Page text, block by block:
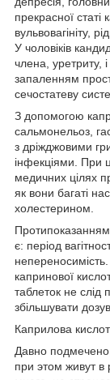
прекрасної
вульвовагініту,
У чоловіків
члена, уретриту,
запаленням
сечостатеву
З допомогою
сальмонельоз,
з дріжджовими
інфекціями. При
медичних цілях
як вони багаті
холестерином.
є: період
капринової
таблеток не слід
збільшувати
Каприлова
Давно
при этом живут в